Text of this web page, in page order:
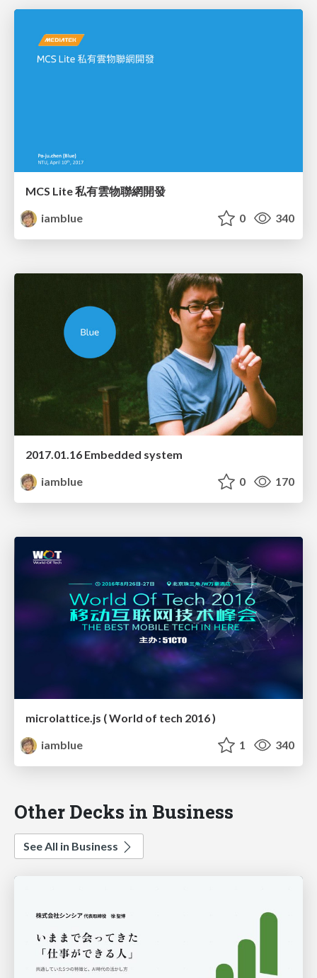
MCS Lite 私有雲物聯網開發
iamblue
0 340
2017.01.16 Embedded system
iamblue
0 170
microlattice.js ( World of tech 2016 )
iamblue
1 340
Other Decks in Business
See All in Business